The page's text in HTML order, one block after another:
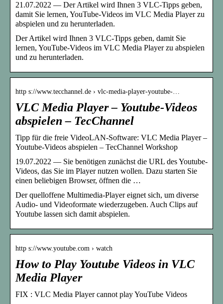
21.07.2022 — Der Artikel wird Ihnen 3 VLC-Tipps geben,
damit Sie lernen, YouTube-Videos im VLC Media Player zu
abspielen und zu herunterladen.
Der Artikel wird Ihnen 3 VLC-Tipps geben, damit Sie
lernen, YouTube-Videos im VLC Media Player zu abspielen
und zu herunterladen.
http s://www.tecchannel.de › vlc-media-player-youtube-…
VLC Media Player – Youtube-Videos
abspielen – TecChannel
Tipp für die freie VideoLAN-Software: VLC Media Player –
Youtube-Videos abspielen – TecChannel Workshop
19.07.2022 — Sie benötigen zunächst die URL des Youtube-
Videos, das Sie im Player nutzen wollen. Dazu starten Sie
einen beliebigen Browser, öffnen die …
Der quelloffene Multimedia-Player eignet sich, um diverse
Audio- und Videoformate wiederzugeben. Auch Clips auf
Youtube lassen sich damit abspielen.
http s://www.youtube.com › watch
How to Play Youtube Videos in VLC
Media Player
FIX : VLC Media Player cannot play YouTube Videos